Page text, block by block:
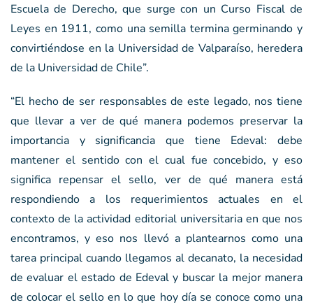
Escuela de Derecho, que surge con un Curso Fiscal de
Leyes en 1911, como una semilla termina germinando y
convirtiéndose en la Universidad de Valparaíso, heredera
de la Universidad de Chile”.
“El hecho de ser responsables de este legado, nos tiene
que llevar a ver de qué manera podemos preservar la
importancia y significancia que tiene Edeval: debe
mantener el sentido con el cual fue concebido, y eso
significa repensar el sello, ver de qué manera está
respondiendo a los requerimientos actuales en el
contexto de la actividad editorial universitaria en que nos
encontramos, y eso nos llevó a plantearnos como una
tarea principal cuando llegamos al decanato, la necesidad
de evaluar el estado de Edeval y buscar la mejor manera
de colocar el sello en lo que hoy día se conoce como una